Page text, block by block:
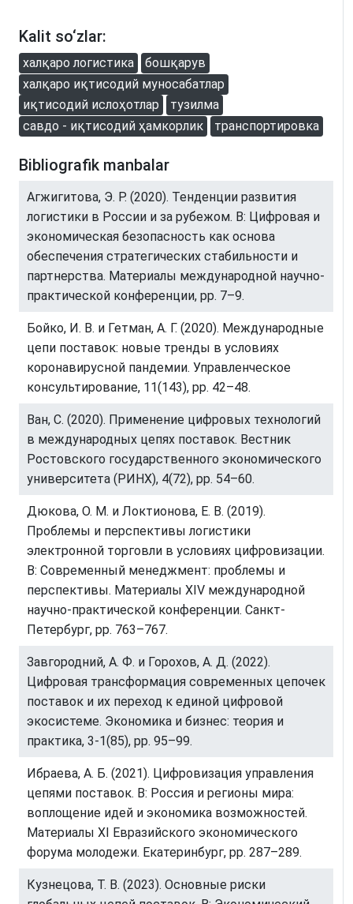
Kalit so‘zlar:
халқаро логистика
бошқарув
xaлқaрo иқтисoдий мунoсaбaтлaр
иқтисoдий ислoҳoтлaр
тузилмa
сaвдo - иқтисoдий ҳaмкoрлик
транспортировка
Bibliografik manbalar
Aгжигитова, Э. Р. (2020). Тенденции развития
логистики в России и за рубежом. В: Цифровая и
экономическая безопасность как основа
обеспечения стратегических стабильности и
партнерства. Материалы международной научно-
практической конференции, pp. 7–9.
Бойко, И. В. и Гетман, А. Г. (2020). Международные
цепи поставок: новые тренды в условиях
коронавирусной пандемии. Управленческое
консультирование, 11(143), pp. 42–48.
Ван, С. (2020). Применение цифровых технологий
в международных цепях поставок. Вестник
Ростовского государственного экономического
университета (РИНХ), 4(72), pp. 54–60.
Дюкова, О. М. и Локтионова, Е. В. (2019).
Проблемы и перспективы логистики
электронной торговли в условиях цифровизации.
В: Современный менеджмент: проблемы и
перспективы. Материалы XIV международной
научно-практической конференции. Санкт-
Петербург, pp. 763–767.
Завгородний, А. Ф. и Горохов, А. Д. (2022).
Цифровая трансформация современных цепочек
поставок и их переход к единой цифровой
экосистеме. Экономика и бизнес: теория и
практика, 3-1(85), pp. 95–99.
Ибраева, А. Б. (2021). Цифровизация управления
цепями поставок. В: Россия и регионы мира:
воплощение идей и экономика возможностей.
Материалы XI Евразийского экономического
форума молодежи. Екатеринбург, pp. 287–289.
Кузнецова, Т. В. (2023). Основные риски